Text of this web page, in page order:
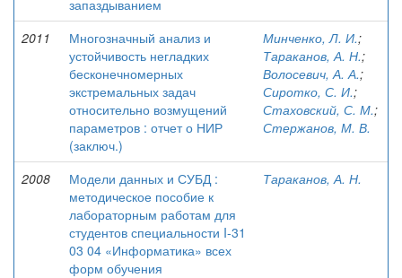
запаздыванием
2011
Многозначный анализ и
устойчивость негладких
бесконечномерных
экстремальных задач
относительно возмущений
параметров : отчет о НИР
(заключ.)
Минченко, Л. И.;
Тараканов, А. Н.;
Волосевич, А. А.;
Сиротко, С. И.;
Стаховский, С. М.;
Стержанов, М. В.
2008
Модели данных и СУБД :
методическое пособие к
лабораторным работам для
студентов специальности I-31
03 04 «Информатика» всех
форм обучения
Тараканов, А. Н.